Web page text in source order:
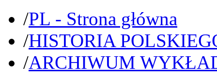
/PL - Strona główna
/HISTORIA
/ARCHIWUM